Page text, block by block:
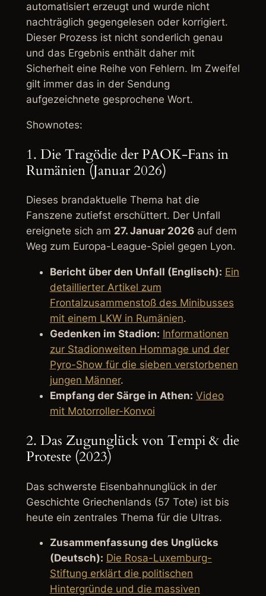
automatisiert erzeugt und wurde nicht
nachträglich gegengelesen oder korrigiert.
Dieser Prozess ist nicht sonderlich genau
und das Ergebnis enthält daher mit
Sicherheit eine Reihe von Fehlern. Im Zweifel
gilt immer das in der Sendung
aufgezeichnete gesprochene Wort.
Shownotes:
1. Die Tragödie der PAOK-Fans in
Rumänien (Januar 2026)
Dieses brandaktuelle Thema hat die
Fanszene zutiefst erschüttert. Der Unfall
ereignete sich am 27. Januar 2026auf dem
Weg zum Europa-League-Spiel gegen Lyon.
Bericht über den Unfall (Englisch): Ein
detaillierter Artikel zum
Frontalzusammenstoß des Minibusses
mit einem LKW in Rumänien.
Gedenken im Stadion: Informationen
zur Stadionweiten Hommage und der
Pyro-Show für die sieben verstorbenen
jungen Männer.
Empfang der Särge in Athen: Video
mit Motorroller-Konvoi
2. Das Zugunglück von Tempi & die
Proteste (2023)
Das schwerste Eisenbahnunglück in der
Geschichte Griechenlands (57 Tote) ist bis
heute ein zentrales Thema für die Ultras.
Zusammenfassung des Unglücks
(Deutsch): Die Rosa-Luxemburg-
Stiftung erklärt die politischen
Hintergründe und die massiven